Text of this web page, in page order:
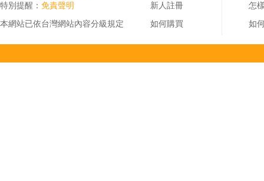
特別提醒： 免責聲明
本網站已依台灣網站內容分級規定
新人註冊
如何購買
怎
如